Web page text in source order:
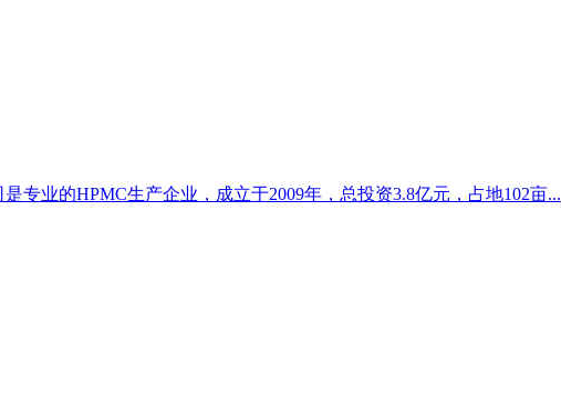
专业的HPMC生产企业，成立于2009年，总投资3.8亿元，占地102亩...